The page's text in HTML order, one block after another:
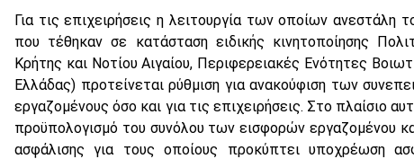
Για τις επιχειρήσεις η λειτουργία των οποίων ανεστάλη
που τέθηκαν σε κατάσταση ειδικής κινητοποίησης
Κρήτης και Νοτίου Αιγαίου, Περιφερειακές Ενότητες
Ελλάδας) προτείνεται ρύθμιση για ανακούφιση των
εργαζομένους όσο και για τις επιχειρήσεις. Στο πλαίσιο
προϋπολογισμό του συνόλου των εισφορών εργαζομένου
ασφάλισης για τους οποίους προκύπτει υποχρέωση